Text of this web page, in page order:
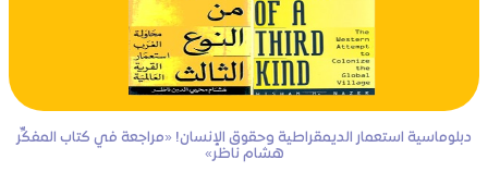
دبلوماسية استعمار الديمقراطية وحقوق الإنسان! «مراجعة في كتاب المفكِّر
هشام ناظر»